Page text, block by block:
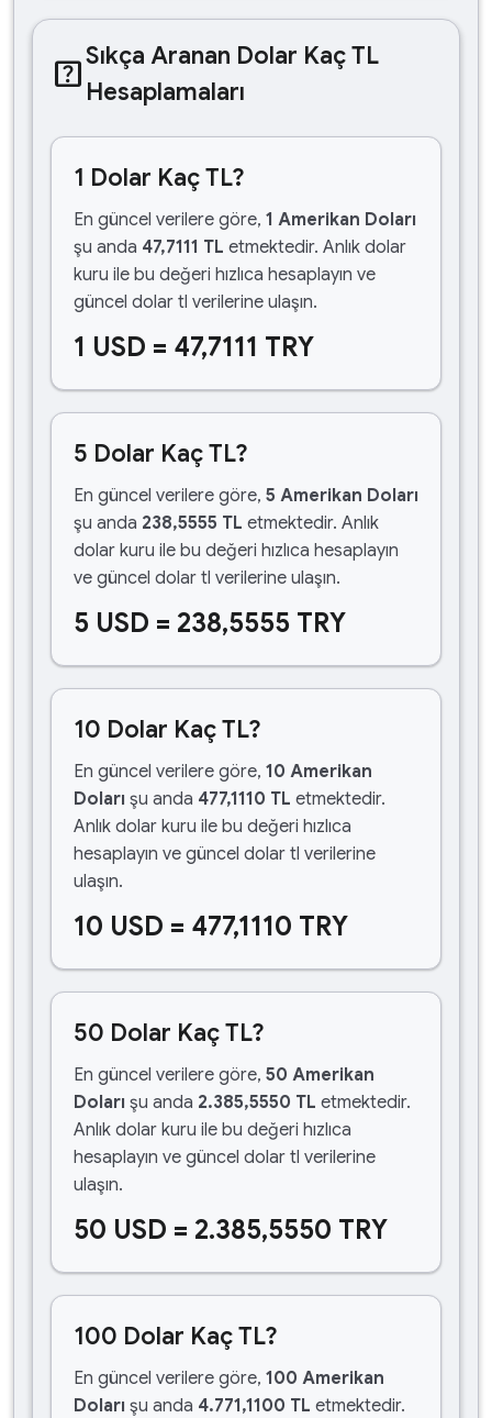
help_centerSıkça Aranan Dolar Kaç TL
Hesaplamaları
1 Dolar Kaç TL?
En güncel verilere göre, 1 Amerikan Doları
şu anda 47,7111 TL etmektedir. Anlık dolar
kuru ile bu değeri hızlıca hesaplayın ve
güncel dolar tl verilerine ulaşın.
1 USD = 47,7111 TRY
5 Dolar Kaç TL?
En güncel verilere göre, 5 Amerikan Doları
şu anda 238,5555 TL etmektedir. Anlık
dolar kuru ile bu değeri hızlıca hesaplayın
ve güncel dolar tl verilerine ulaşın.
5 USD = 238,5555 TRY
10 Dolar Kaç TL?
En güncel verilere göre, 10 Amerikan
Doları şu anda 477,1110 TL etmektedir.
Anlık dolar kuru ile bu değeri hızlıca
hesaplayın ve güncel dolar tl verilerine
ulaşın.
10 USD = 477,1110 TRY
50 Dolar Kaç TL?
En güncel verilere göre, 50 Amerikan
Doları şu anda 2.385,5550 TL etmektedir.
Anlık dolar kuru ile bu değeri hızlıca
hesaplayın ve güncel dolar tl verilerine
ulaşın.
50 USD = 2.385,5550 TRY
100 Dolar Kaç TL?
En güncel verilere göre, 100 Amerikan
Doları şu anda 4.771,1100 TL etmektedir.